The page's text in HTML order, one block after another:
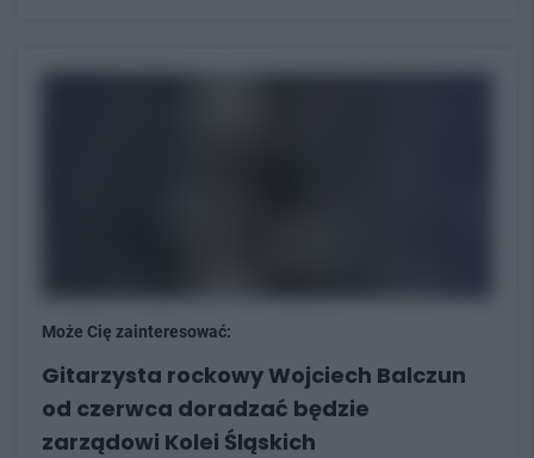
Może Cię zainteresować:
Gitarzysta rockowy Wojciech Balczun
od czerwca doradzać będzie
zarządowi Kolei Śląskich